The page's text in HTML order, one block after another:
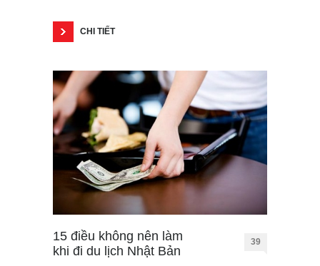
CHI TIẾT
15 điều không nên làm
khi đi du lịch Nhật Bản
39